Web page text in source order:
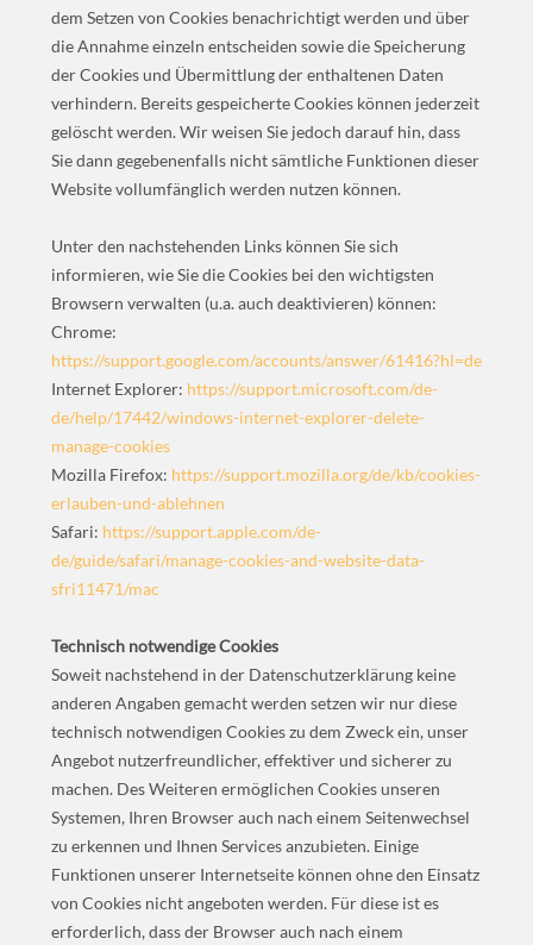
dem Setzen von Cookies benachrichtigt werden und über
die Annahme einzeln entscheiden sowie die Speicherung
der Cookies und Übermittlung der enthaltenen Daten
verhindern. Bereits gespeicherte Cookies können jederzeit
gelöscht werden. Wir weisen Sie jedoch darauf hin, dass
Sie dann gegebenenfalls nicht sämtliche Funktionen dieser
Website vollumfänglich werden nutzen können.
Unter den nachstehenden Links können Sie sich
informieren, wie Sie die Cookies bei den wichtigsten
Browsern verwalten (u.a. auch deaktivieren) können:
Chrome:
https://support.google.com/accounts/answer/61416?hl=de
Internet Explorer: https://support.microsoft.com/de-
de/help/17442/windows-internet-explorer-delete-
manage-cookies
Mozilla Firefox: https://support.mozilla.org/de/kb/cookies-
erlauben-und-ablehnen
Safari: https://support.apple.com/de-
de/guide/safari/manage-cookies-and-website-data-
sfri11471/mac
Technisch notwendige Cookies
Soweit nachstehend in der Datenschutzerklärung keine
anderen Angaben gemacht werden setzen wir nur diese
technisch notwendigen Cookies zu dem Zweck ein, unser
Angebot nutzerfreundlicher, effektiver und sicherer zu
machen. Des Weiteren ermöglichen Cookies unseren
Systemen, Ihren Browser auch nach einem Seitenwechsel
zu erkennen und Ihnen Services anzubieten. Einige
Funktionen unserer Internetseite können ohne den Einsatz
von Cookies nicht angeboten werden. Für diese ist es
erforderlich, dass der Browser auch nach einem